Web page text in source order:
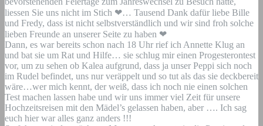
liessen Sie uns nicht im Stich ❤… Tausend Dank dafür liebe Bille
und Fredy, dass ist nicht selbstverständlich und wir sind froh solche
lieben Freunde an unserer Seite zu haben ❤
Dann, es war bereits schon nach 18 Uhr rief ich Annette Klug an
und bat sie um Rat und Hilfe… sie schlug mir einen Progesterontest
vor, um zu sehen ob Kalea aufgrund, dass ja unser Peppi sich noch
im Rudel befindet, uns nur veräppelt und so tut als das sie deckbereit
wäre…wer mich kennt, der weiß, dass ich noch nie einen solchen
Test machen lassen habe und wir uns immer viel Zeit für unsere
Hochzeitsreisen mit den Mädel’s gelassen haben, aber …. Ich sag
euch hier war alles ganz anders !!!